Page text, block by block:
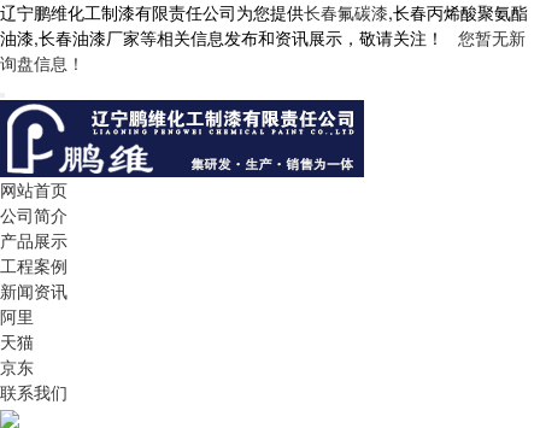
辽宁鹏维化工制漆有限责任公司为您提供长春氟碳漆,长春丙烯酸聚氨酯
油漆,长春油漆厂家等相关信息发布和资讯展示，敬请关注！ 您暂无新
询盘信息！
网站首页
公司简介
产品展示
工程案例
新闻资讯
阿里
天猫
京东
联系我们